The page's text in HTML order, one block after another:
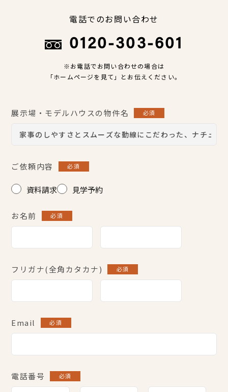
電話でのお問い合わせ
0120-303-601
※お電話でお問い合わせの場合は
「ホームページを見て」とお伝えください。
展示場・モデルハウスの物件名 必須
ご依頼内容 必須
資料請求 見学予約
お名前 必須
フリガナ(全角カタカナ) 必須
Email 必須
電話番号 必須